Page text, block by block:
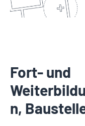
Fort- und
n,